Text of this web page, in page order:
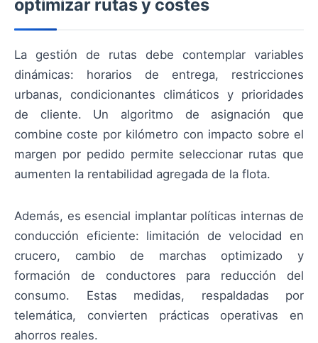
optimizar rutas y costes
La gestión de rutas debe contemplar variables
dinámicas: horarios de entrega, restricciones
urbanas, condicionantes climáticos y prioridades
de cliente. Un algoritmo de asignación que
combine coste por kilómetro con impacto sobre el
margen por pedido permite seleccionar rutas que
aumenten la rentabilidad agregada de la flota.
Además, es esencial implantar políticas internas de
conducción eficiente: limitación de velocidad en
crucero, cambio de marchas optimizado y
formación de conductores para reducción del
consumo. Estas medidas, respaldadas por
telemática, convierten prácticas operativas en
ahorros reales.